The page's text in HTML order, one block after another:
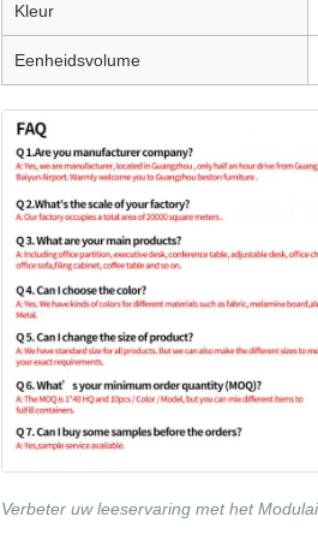
Kleur
Eenheidsvolume
Verbeter uw leeservaring met het